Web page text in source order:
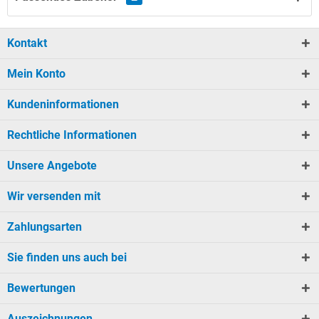
Kontakt
Mein Konto
Kundeninformationen
Rechtliche Informationen
Unsere Angebote
Wir versenden mit
Zahlungsarten
Sie finden uns auch bei
Bewertungen